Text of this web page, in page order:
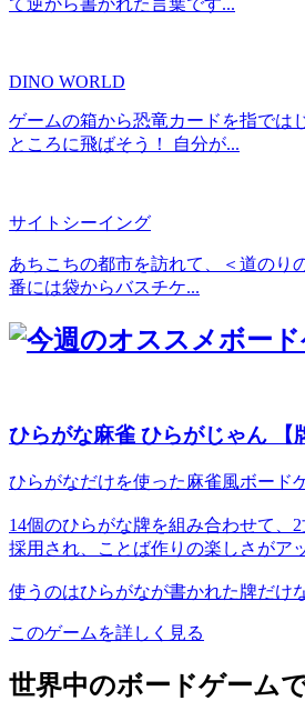
て逆から書かれた言葉です...
DINO WORLD
ゲームの箱から恐竜カードを指では
ところに飛ばそう！ 自分が...
サイトシーイング
あちこちの都市を訪れて、＜道のり
番には袋からバスチケ...
ひらがな麻雀 ひらがじゃん 【
ひらがなだけを使った麻雀風ボード
14個のひらがな牌を組み合わせて、
採用され、ことば作りの楽しさがア
使うのはひらがなが書かれた牌だけ
このゲームを詳しく見る
世界中のボードゲーム